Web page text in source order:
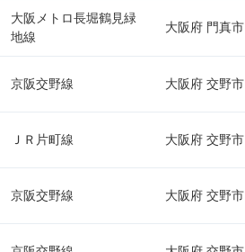
大阪メトロ長堀鶴見緑
地線
大阪府 門真市
京阪交野線 大阪府 交野市
ＪＲ片町線 大阪府 交野市
京阪交野線 大阪府 交野市